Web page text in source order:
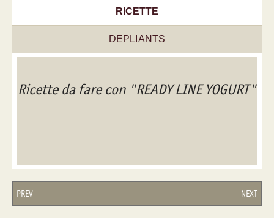
RICETTE
DEPLIANTS
Ricette da fare con "READY LINE YOGURT"
PREV NEXT